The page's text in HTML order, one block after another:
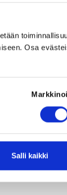
Osa
Salli kaikki
11places left